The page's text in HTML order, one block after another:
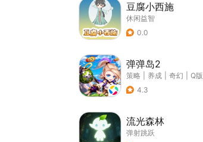
豆腐小西施
休闲益智
0.0
弹弹岛2
策略 养成 奇幻
Q版
4.3
流光森林
弹射跳跃